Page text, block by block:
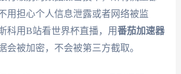
用担心个人信息泄露或者网络被监
科用B站看世界杯直播，用番茄加速器
会被加密，不会被第三方截取。